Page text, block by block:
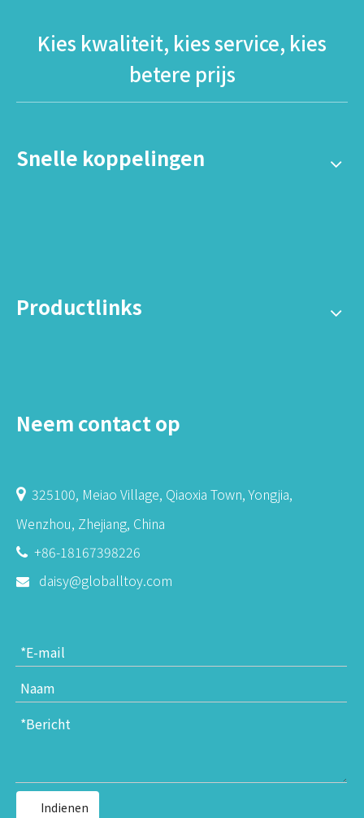
Kies kwaliteit, kies service, kies
betere prijs
Snelle koppelingen
Productlinks
Neem contact op
325100, Meiao Village, Qiaoxia Town, Yongjia,
Wenzhou, Zhejiang, China
 +86-18167398226
 daisy@globalltoy.com
Indienen